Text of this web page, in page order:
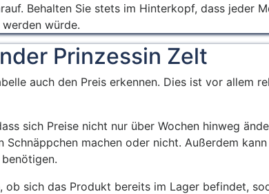
Behalten Sie stets im Hinterkopf, dass jeder
würde.
Prinzessin Zelt
auch den Preis erkennen. Dies ist vor allem
sich Preise nicht nur über Wochen hinweg
machen oder nicht. Außerdem
sich das Produkt bereits im Lager befindet,